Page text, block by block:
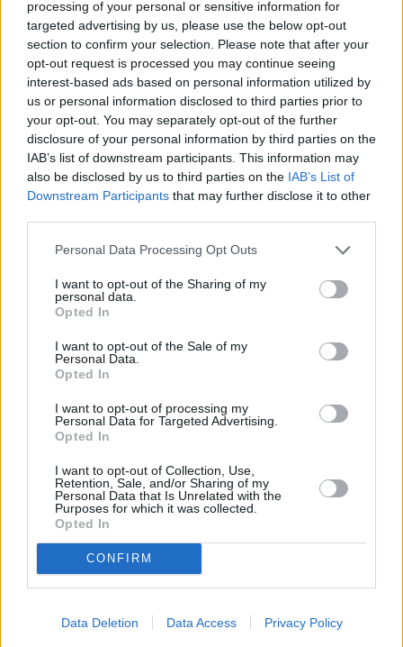
processing of your personal or sensitive information for
targeted advertising by us, please use the below opt-out
section to confirm your selection. Please note that after your
opt-out request is processed you may continue seeing
interest-based ads based on personal information utilized by
us or personal information disclosed to third parties prior to
your opt-out. You may separately opt-out of the further
disclosure of your personal information by third parties on the
IAB’s list of downstream participants. This information may
also be disclosed by us to third parties on the IAB’s List of
Downstream Participants that may further disclose it to other
Personal Data Processing Opt Outs
I want to opt-out of the Sharing of my
personal data.
Opted In
I want to opt-out of the Sale of my
Personal Data.
Opted In
I want to opt-out of processing my
Personal Data for Targeted Advertising.
Opted In
I want to opt-out of Collection, Use,
Retention, Sale, and/or Sharing of my
Personal Data that Is Unrelated with the
Purposes for which it was collected.
Opted In
CONFIRM
Data Deletion Data Access Privacy Policy
José Hermosa a puerta vacía, aunque fuera. El acoso del
Real Jaén se intensificó a medida que pasaban los minutos
y generó mucha sensación de peligro con el envío de
muchos balones al área del Marbella. En la recta final del
choque, los jiennenses rozaron el empate con un par de
remates de cabeza de Fede (minuto 79) y de Montero
(minuto 84). El acoso fue total en los últimos instantes,
con un Marbella defendiéndose como podía. Y, al final,
tanto fue el cántaro a la fuente que se rompió en el minuto
90, con un remate de Sergio Molina tras un saque de
esquina. Pero aún hubo tiempo para más, con un cabezazo
de Montero que se estrelló en el larguero en el minuto 93 y
incomprensiblemente se marchó alto. Ahí pudo decantarse
el partido para cualquiera de los dos bandos, aunque el
equipos. Ninguno mereció perder.